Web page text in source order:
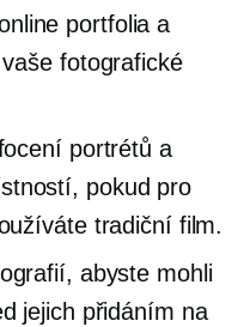
portfolia a
fotografické
portrétů a
pokud pro
tradiční film.
abyste mohli
jejich přidáním na